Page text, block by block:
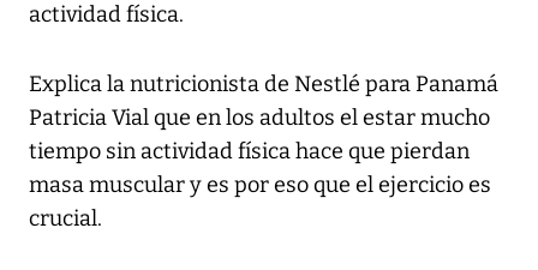
actividad física.
Explica la nutricionista de Nestlé para Panamá
Patricia Vial que en los adultos el estar mucho
tiempo sin actividad física hace que pierdan
masa muscular y es por eso que el ejercicio es
crucial.